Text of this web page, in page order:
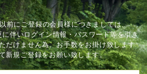
前にご登録の会員様につきましては、
に伴いログイン情報・パスワード等を引き
だけません為、お手数をお掛け致します
新規ご登録をお願い致します。